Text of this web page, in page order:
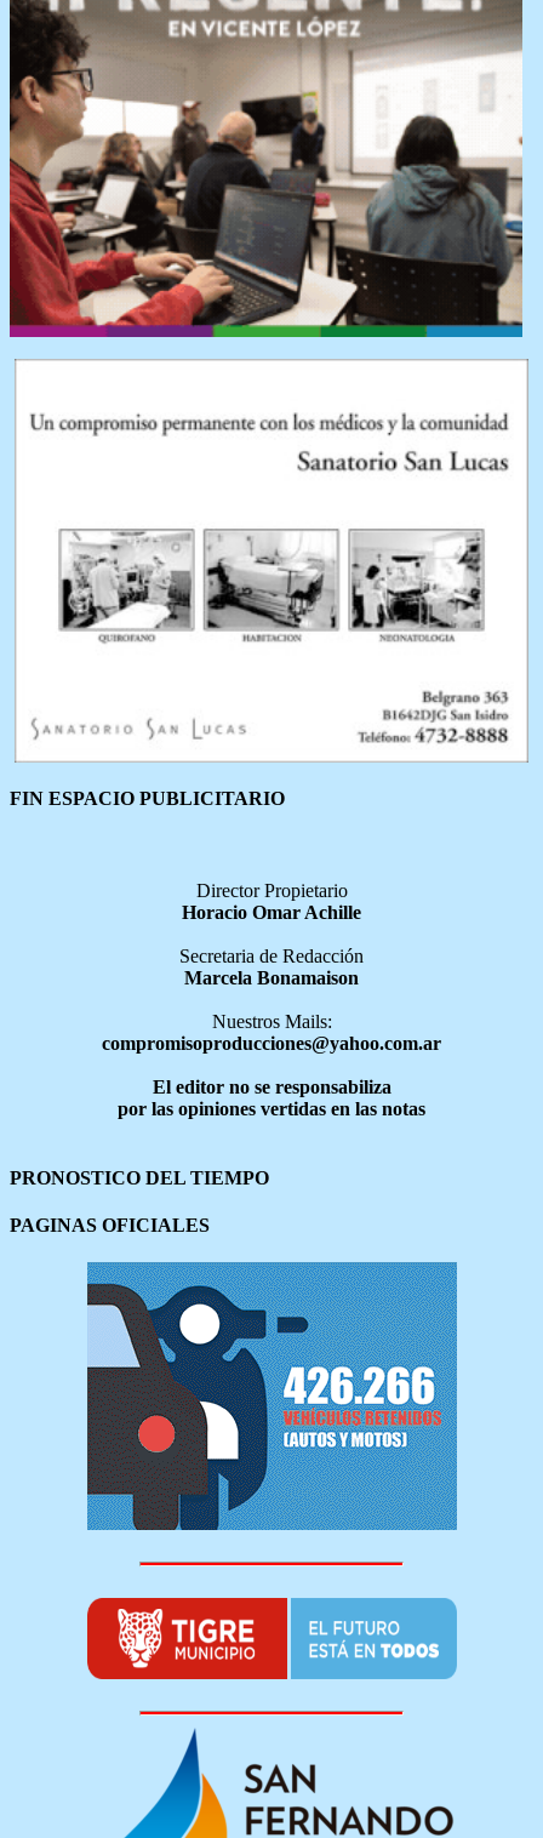
FIN ESPACIO PUBLICITARIO
Director Propietario
Horacio Omar Achille
Secretaria de Redacción
Marcela Bonamaison
Nuestros Mails:
compromisoproducciones@yahoo.com.ar
El editor no se responsabiliza
por las opiniones vertidas en las notas
PRONOSTICO DEL TIEMPO
PAGINAS OFICIALES